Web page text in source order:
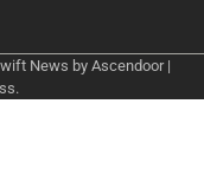
News byAscendoor|
.